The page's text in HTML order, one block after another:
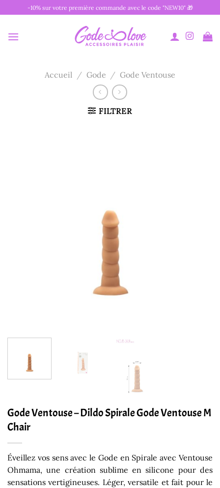
au
-10% sur votre première commande avec le code "NEW10" 🎁
Accueil / Gode / Gode Ventouse
FILTRER
Gode Ventouse – Dildo Spirale Gode Ventouse M
Chair
Éveillez vos sens avec le Gode en Spirale avec Ventouse
Ohmama, une création sublime en silicone pour des
sensations vertigineuses. Léger, versatile et fait pour le